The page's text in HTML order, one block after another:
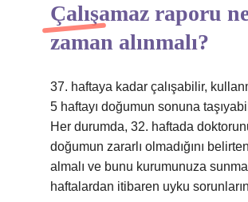
Çalışamaz raporu
zaman alınmalı?
37. haftaya kadar çalışabilir,
5 haftayı doğumun sonuna
Her durumda, 32. haftada
doğumun zararlı olmadığını
almalı ve bunu kurumunuza
haftalardan itibaren uyku